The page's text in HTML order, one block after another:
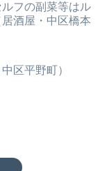
フの副菜等はル
酒屋・中区橋本
区平野町）